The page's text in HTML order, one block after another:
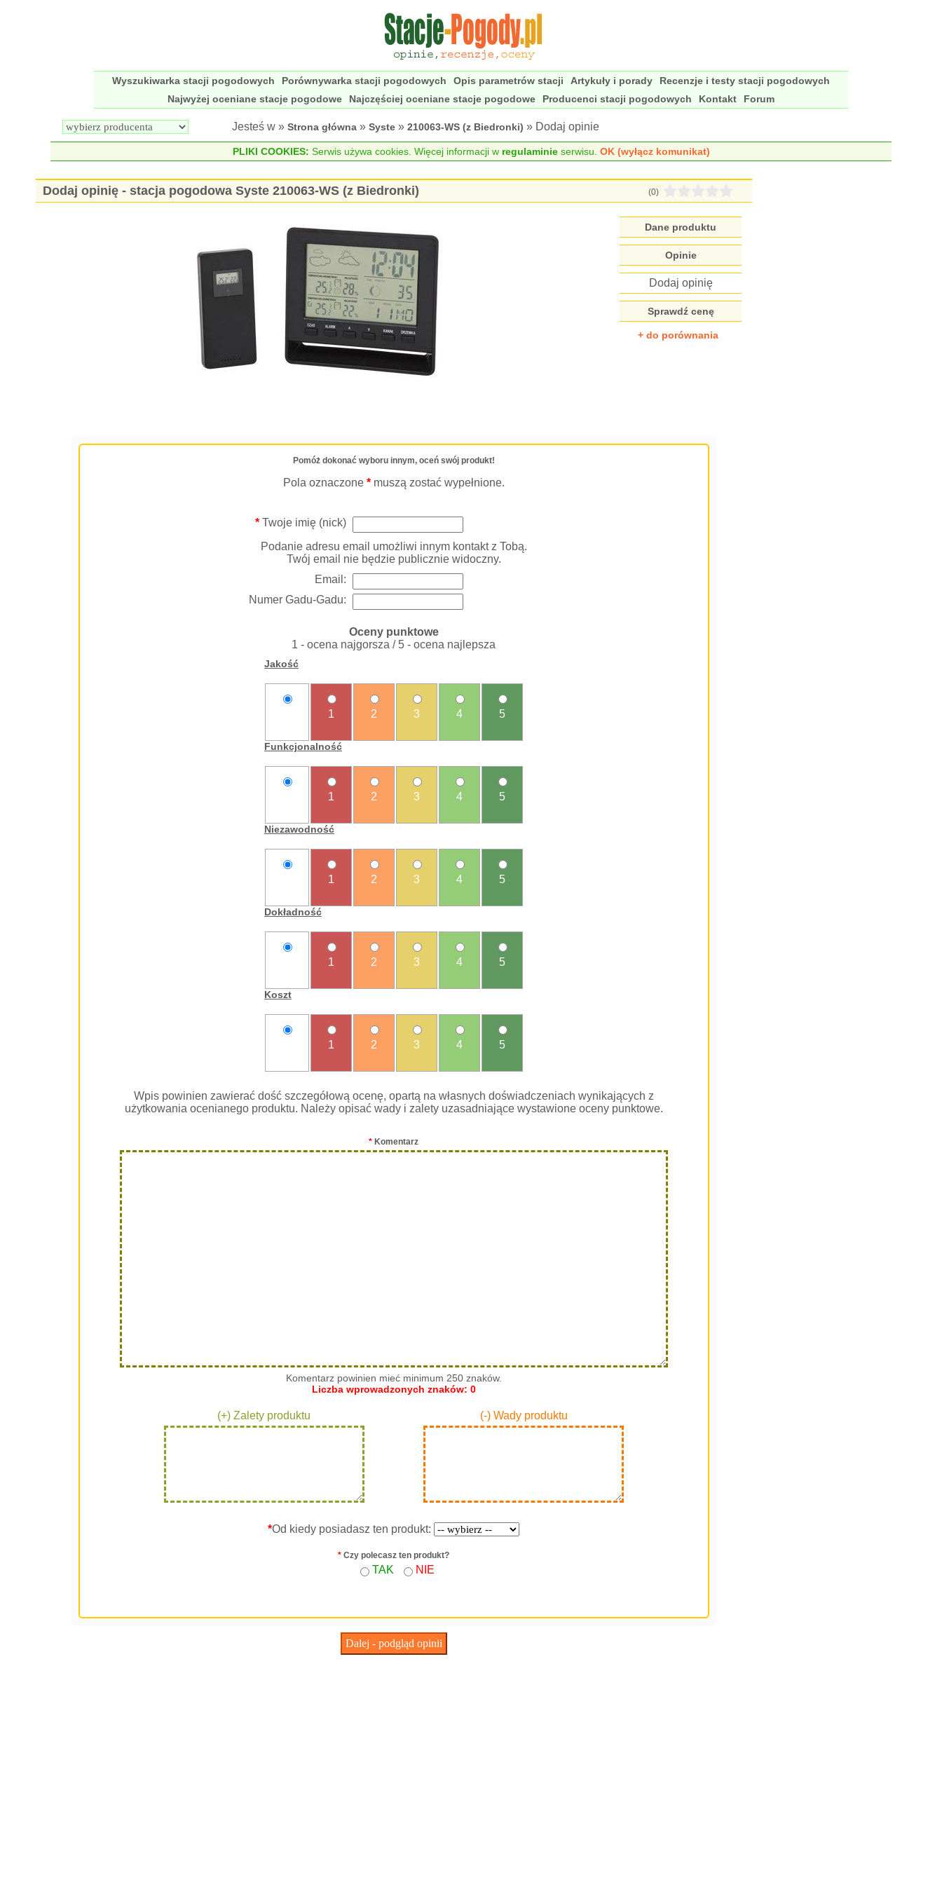
Wyszukiwarka stacji pogodowych Porównywarka stacji pogodowych Opis parametrów stacji Artykuły i porady
Recenzje i testy stacji pogodowych
Najwyżej oceniane stacje pogodowe
Najczęściej oceniane stacje pogodowe Producenci stacji pogodowych Kontakt Forum
Jesteś w » Strona główna » Syste » 210063-WS (z Biedronki) » Dodaj opinie
PLIKI COOKIES: Serwis używa cookies. Więcej informacji w regulaminieserwisu. OK (wyłącz komunikat)
Dodaj opinię - stacja pogodowa Syste 210063-WS (z Biedronki) (0)
Dane produktu
Opinie
Dodaj opinię
Sprawdź cenę
+ do porównania
Pomóż dokonać wyboru innym, oceń swój produkt!
Pola oznaczone *muszą zostać wypełnione.
*Twoje imię (nick)
Podanie adresu email umożliwi innym kontakt z Tobą.
Twój email nie będzie publicznie widoczny.
Email:
Numer Gadu-Gadu:
Oceny punktowe
1 - ocena najgorsza / 5 - ocena najlepsza
Jakość
1 2 3 4 5
Funkcjonalność
1 2 3 4 5
Niezawodność
1 2 3 4 5
Dokładność
1 2 3 4 5
Koszt
1 2 3 4 5
Wpis powinien zawierać dość szczegółową ocenę, opartą na własnych doświadczeniach wynikających z
użytkowania ocenianego produktu. Należy opisać wady i zalety uzasadniające wystawione oceny punktowe.
* Komentarz
Komentarz powinien mieć minimum 250 znaków.
Liczba wprowadzonych znaków: 0
(+) Zalety produktu (-) Wady produktu
*Od kiedy posiadasz ten produkt:
* Czy polecasz ten produkt?
TAK NIE